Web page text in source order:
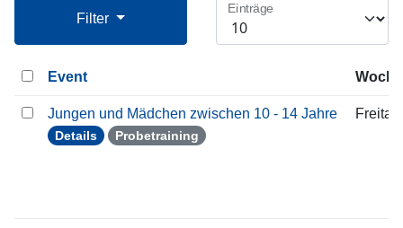
Filter
Einträge
Event
Jungen und Mädchen zwischen 10 - 14 Jahre
Details Probetraining
Freitag